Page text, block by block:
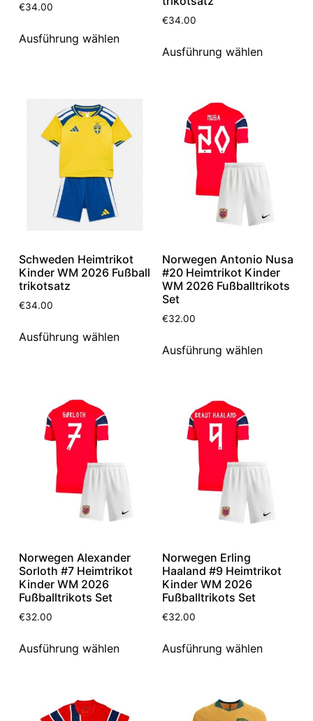
€34.00
Ausführung wählen
€34.00
Ausführung wählen
Schweden Heimtrikot
Kinder WM 2026 Fußball
trikotsatz
€34.00
Ausführung wählen
Norwegen Antonio Nusa
#20 Heimtrikot Kinder
WM 2026 Fußballtrikots
Set
€32.00
Ausführung wählen
Norwegen Alexander
Sorloth #7 Heimtrikot
Kinder WM 2026
Fußballtrikots Set
€32.00
Ausführung wählen
Norwegen Erling
Haaland #9 Heimtrikot
Kinder WM 2026
Fußballtrikots Set
€32.00
Ausführung wählen